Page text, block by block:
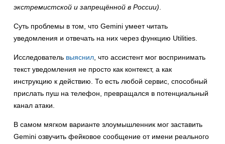
экстремистской и запрещённой в России).
Суть проблемы в том, что Gemini умеет читать
уведомления и отвечать на них через функцию Utilities.
Исследователь выяснил, что ассистент мог воспринимать
текст уведомления не просто как контекст, а как
инструкцию к действию. То есть любой сервис, способный
прислать пуш на телефон, превращался в потенциальный
канал атаки.
В самом мягком варианте злоумышленник мог заставить
Gemini озвучить фейковое сообщение от имени реального